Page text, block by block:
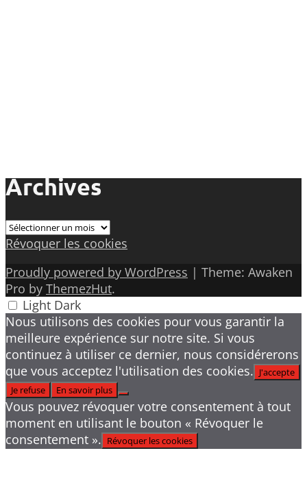
Archives
Archives
Révoquer les cookies
Proudly powered by WordPress | Theme: Awaken
Pro by ThemezHut.
Light Dark
Nous utilisons des cookies pour vous garantir la
meilleure expérience sur notre site. Si vous
continuez à utiliser ce dernier, nous considérerons
que vous acceptez l'utilisation des cookies. J'accepte
Je refuse
En savoir plus
Vous pouvez révoquer votre consentement à tout
moment en utilisant le bouton « Révoquer le
consentement ». Révoquer les cookies